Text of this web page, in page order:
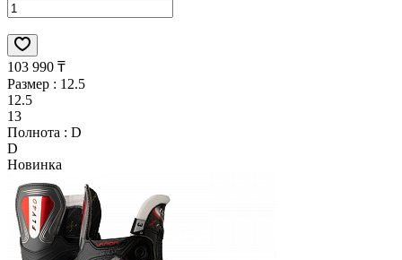
103 990 ₸
Размер : 12.5
12.5
13
Полнота : D
D
Новинка